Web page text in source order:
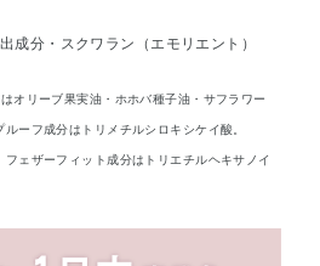
成分・スクワラン（エモリエント）
オリーブ果実油・ホホバ種子油・サフラワー
ーフ成分はトリメチルシロキシケイ酸。
ェザーフィット成分はトリエチルヘキサノイ